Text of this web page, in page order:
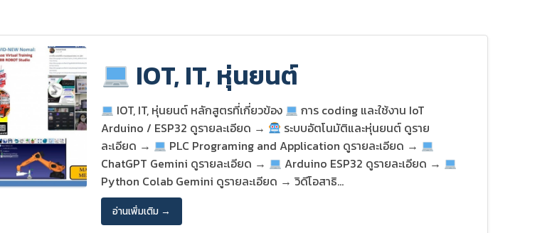
IOT, IT, หุ่นยนต์
IOT, IT, หุ่นยนต์ หลักสูตรที่เกี่ยวข้อง
การ coding และใช้งาน IoT
Arduino / ESP32 ดูรายละเอียด →
ระบบอัตโนมัติและหุ่นยนต์ ดูราย
ละเอียด →
PLC Programing and Application ดูรายละเอียด →
ChatGPT Gemini ดูรายละเอียด →
Arduino ESP32 ดูรายละเอียด →
Python Colab Gemini ดูรายละเอียด → วิดีโอสาธิ...
อ่านเพิ่มเติม →